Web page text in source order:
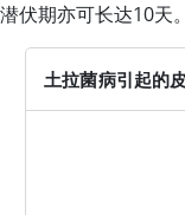
潜伏期亦可长达10天。
土拉菌病引起的